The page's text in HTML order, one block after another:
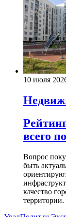
10 июля
всего
Вопрос
быть
качество
территории.